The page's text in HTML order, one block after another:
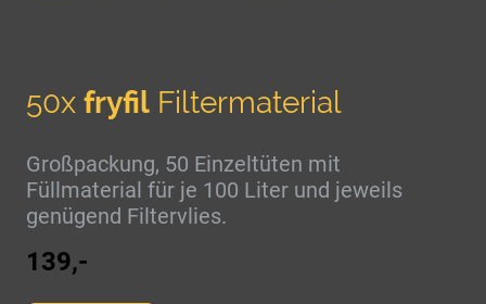
50x fryfil Filtermaterial
Großpackung, 50 Einzeltüten mit
Füllmaterial für je 100 Liter und jeweils
genügend Filtervlies.
139,-